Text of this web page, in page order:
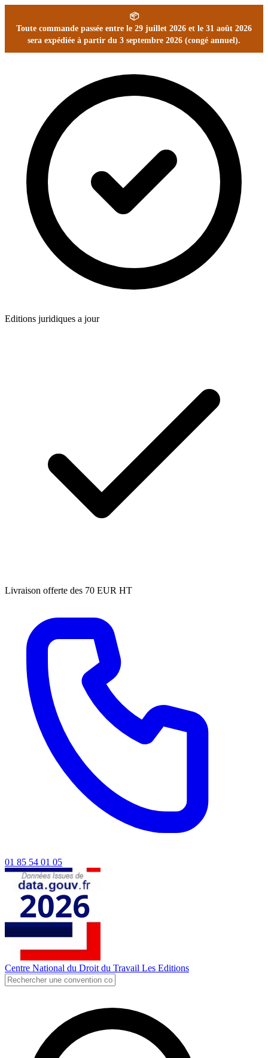
📦
Toute commande passée entre le 29 juillet 2026 et le 31 août 2026
sera expédiée à partir du 3 septembre 2026 (congé annuel).
Editions juridiques a jour
Livraison offerte des 70 EUR HT
01 85 54 01 05
Centre National du Droit du Travail Les Editions